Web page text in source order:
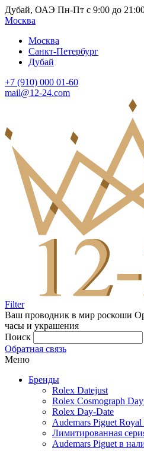
Дубай, ОАЭ Пн-Пт с 9:00 до
Москва
Москва
Санкт-Петербург
Дубай
+7 (910) 000 01-60
mail@12-24.com
Filter
Ваш проводник в мир роскоши
часы и украшения
Поиск
Обратная связь
Меню
Бренды
Rolex Datejust
Rolex Cosmograph
Rolex Day-Date
Audemars Piguet Royal
Лимитированная
Audemars Piguet в